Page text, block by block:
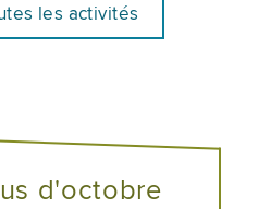
les activités
d'octobre